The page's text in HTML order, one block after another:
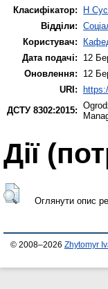
Класифікатор:
H
Відділи:
Користувач:
Дата подачі:
12
Оновлення:
12
URI:
ДСТУ 8302:2015:
Дії
Оглянути опис
© 2008–2026 Zhytomyr